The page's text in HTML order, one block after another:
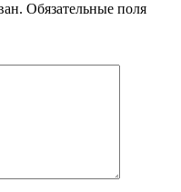
Обязательные поля